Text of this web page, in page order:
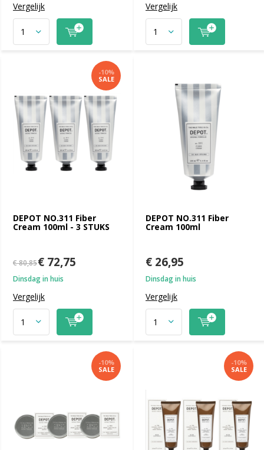
Vergelijk Vergelijk
DEPOT NO.311 Fiber
Cream 100ml - 3 STUKS
-10%
SALE
€ 80,85€ 72,75
Dinsdag in huis
Vergelijk
DEPOT NO.311 Fiber
Cream 100ml
€ 26,95
Dinsdag in huis
Vergelijk
-10%
SALE
-10%
SALE